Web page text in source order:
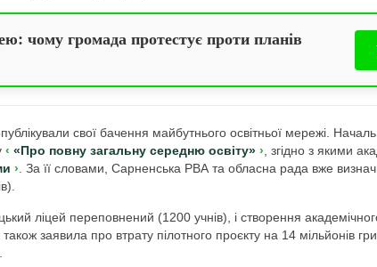
чому громада протестує проти планів
свої бачення майбутнього освітньої мережі.
«Про повну загальну середню освіту»
, згідно з якими
. За її словами, Сарненська РВА та обласна рада вже
ліцей переповнений (1200 учнів), і створення
заявила про втрату пілотного проєкту на 14 мільйонів